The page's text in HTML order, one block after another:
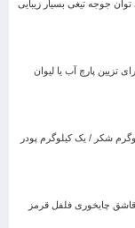
توان جوجه تیغی بسیار زیبایی
تزیین پارچ آب یا لیوان
شکر / یک کیلوگرم پودر
چه موادی لازم داریم؟ تخم گشنیز / ۲ قاشق چایخوری فلفل قرمز